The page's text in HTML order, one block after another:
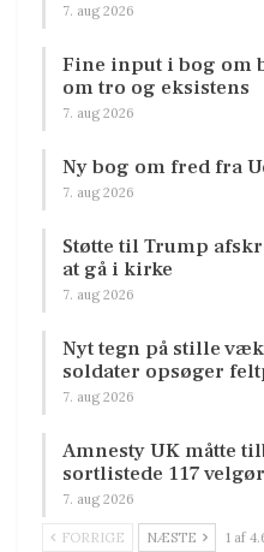
7. aug 2026
Fine input i bog om
om tro og eksistens
7. aug 2026
Ny bog om fred fra
7. aug 2026
Støtte til Trump
at gå i kirke
7. aug 2026
Nyt tegn på stille
soldater opsøger
7. aug 2026
Amnesty UK måtte
sortlistede 117
7. aug 2026
FORRIGE NÆSTE 1 af